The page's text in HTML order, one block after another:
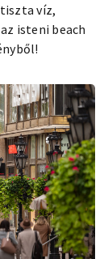
víz,
isteni beach